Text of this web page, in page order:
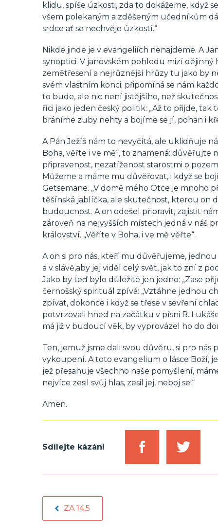
klidu, spíše úzkosti, zda to dokážeme, když
všem polekaným a zděšeným učedníkům
srdce ať se nechvěje úzkostí.“
Nikde jinde je v evangeliích nenajdeme. A
synoptici. V janovském pohledu mizí
zemětřesení a nejrůznější hrůzy tu jako by
svém vlastním konci; připomíná se nám
to bude, ale nic není jistějšího, než
říci jako jeden český politik: „Až to přijde,
bráníme zuby nehty a bojíme se jí, pohan i
A Pán Ježíš nám to nevyčítá, ale uklidňuje
Boha, věřte i ve mě“, to znamená: důvěřujte
připravenost, nezatíženost starostmi o
Můžeme a máme mu důvěřovat, i když se
Getsemane. „V domě mého Otce je mnoho
těšínská jablíčka, ale skutečnost, kterou on
budoucnost. A on odešel připravit, zajistit
zároveň na nejvyšších místech jedná v náš
království. „Věříte v Boha, i ve mě věřte“.
A on si pro nás, kteří mu důvěřujeme,
a v slávě,aby jej viděl celý svět, jak to zní z
Jako by teď bylo důležité jen jedno: „Zase
černošský spirituál zpívá: „Vztáhne jednou
zpívat, dokonce i když se třese v sevření
potvrzovali hned na začátku v písni B.
má již v budoucí věk, by vyprovázel ho do
Ten, jemuž jsme dali svou důvěru, si pro
vykoupení. A toto evangelium o lásce Boží,
jež přesahuje všechno naše pomyšlení,
nejvíce zesil svůj hlas, zesil jej, neboj se!“
Amen.
Sdílejte kázání
ZA 14,5